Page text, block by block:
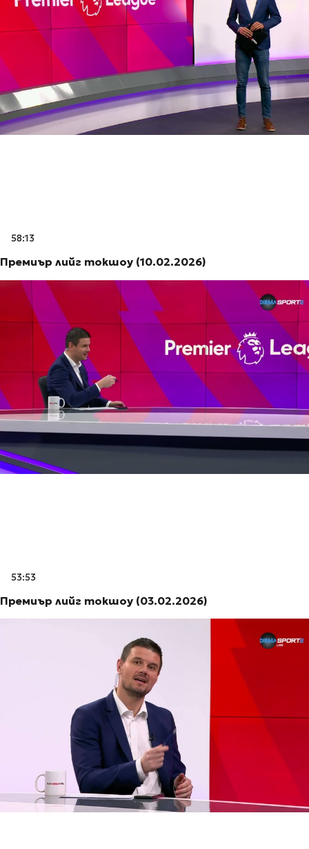
58:13
Премиър лийг токшоу (10.02.2026)
53:53
Премиър лийг токшоу (03.02.2026)